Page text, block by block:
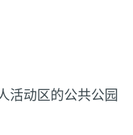
活动区的公共公园